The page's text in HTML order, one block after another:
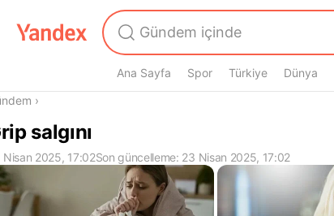
Ana Sayfa Spor Türkiye Dünya
›
salgını
Nisan 2025, 17:02Son güncelleme: 23 Nisan 2025, 17:02